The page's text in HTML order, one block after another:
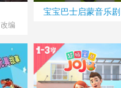
编
宝宝巴士启蒙音乐剧